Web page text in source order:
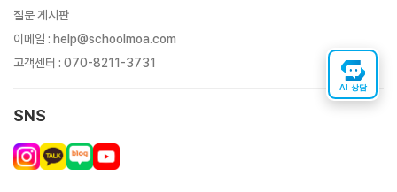
질문 게시판
이메일 : help@schoolmoa.com
고객센터 : 070-8211-3731
SNS
AI 상담